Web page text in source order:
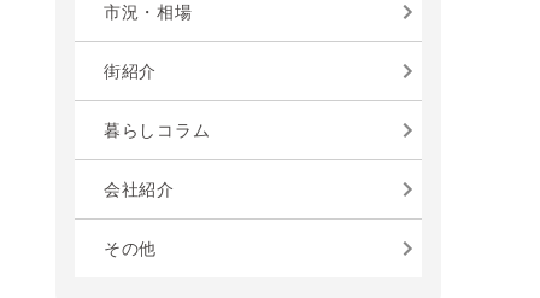
市況・相場
街紹介
暮らしコラム
会社紹介
その他